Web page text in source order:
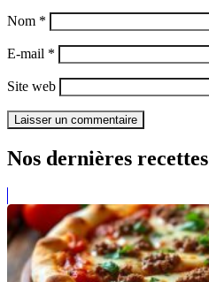
Nom *
E-mail *
Site web
Nos dernières recettes